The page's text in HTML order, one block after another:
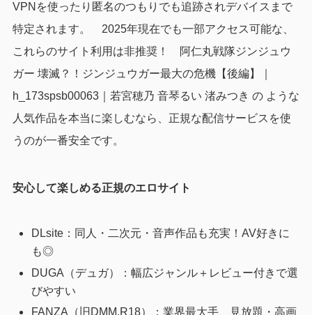
VPNを使ったり匿名のつもりでも追跡されデバイスまで
特定されます。 2025年現在でも一部アクセス可能な、
これらのサイト利用は非推奨！
阿仁丸戦隊ジンジュウ
ガー 壊滅？！ジンジュウガー最大の危機【後編】｜
h_173spsb00063｜若宮穂乃 音琴るい 渚みつき の ような
人気作品を本当に楽しむなら、正規な配信サービスを使
うのが一番安全です。
安心して楽しめる正規のエロサイト
DLsite：同人・二次元・音声作品も充実！AV好きに
も◎
DUGA（デュガ）：幅広ジャンル＋レビュー付きで選
びやすい
FANZA（旧DMM.R18）：業界最大手、見放題・高画